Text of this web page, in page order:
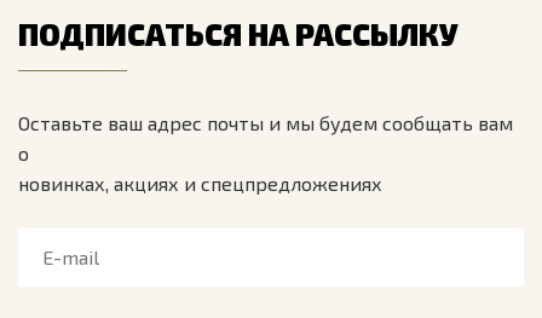
ПОДПИСАТЬСЯ НА РАССЫЛКУ
Оставьте ваш адрес почты и мы будем сообщать вам
о
новинках, акциях и спецпредложениях